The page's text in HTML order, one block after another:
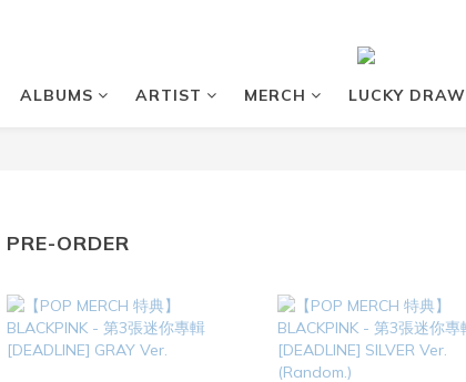
ALBUMS ARTIST MERCH LUCKY DRAW
PRE-ORDER